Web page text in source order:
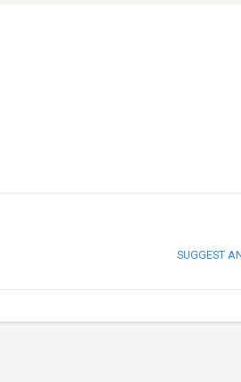
SUGGEST